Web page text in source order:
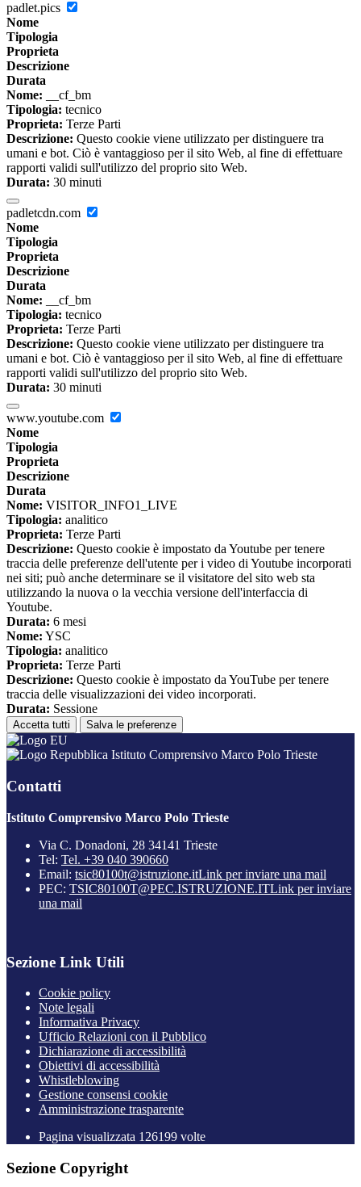
padlet.pics
Nome
Tipologia
Proprieta
Descrizione
Durata
Nome: __cf_bm
Tipologia: tecnico
Proprieta: Terze Parti
Descrizione: Questo cookie viene utilizzato per distinguere tra
umani e bot. Ciò è vantaggioso per il sito Web, al fine di effettuare
rapporti validi sull'utilizzo del proprio sito Web.
Durata: 30 minuti
padletcdn.com
Nome
Tipologia
Proprieta
Descrizione
Durata
Nome: __cf_bm
Tipologia: tecnico
Proprieta: Terze Parti
Descrizione: Questo cookie viene utilizzato per distinguere tra
umani e bot. Ciò è vantaggioso per il sito Web, al fine di effettuare
rapporti validi sull'utilizzo del proprio sito Web.
Durata: 30 minuti
www.youtube.com
Nome
Tipologia
Proprieta
Descrizione
Durata
Nome: VISITOR_INFO1_LIVE
Tipologia: analitico
Proprieta: Terze Parti
Descrizione: Questo cookie è impostato da Youtube per tenere
traccia delle preferenze dell'utente per i video di Youtube incorporati
nei siti; può anche determinare se il visitatore del sito web sta
utilizzando la nuova o la vecchia versione dell'interfaccia di
Youtube.
Durata: 6 mesi
Nome: YSC
Tipologia: analitico
Proprieta: Terze Parti
Descrizione: Questo cookie è impostato da YouTube per tenere
traccia delle visualizzazioni dei video incorporati.
Durata: Sessione
Accetta tutti Salva le preferenze
Istituto Comprensivo Marco Polo Trieste
Contatti
Istituto Comprensivo Marco Polo Trieste
Via C. Donadoni, 28 34141 Trieste
Tel: Tel. +39 040 390660
Email: tsic80100t@istruzione.itLink per inviare una mail
PEC: TSIC80100T@PEC.ISTRUZIONE.ITLink per inviare
una mail
Sezione Link Utili
Cookie policy
Note legali
Informativa Privacy
Ufficio Relazioni con il Pubblico
Dichiarazione di accessibilità
Obiettivi di accessibilità
Whistleblowing
Gestione consensi cookie
Amministrazione trasparente
Pagina visualizzata 126199 volte
Sezione Copyright